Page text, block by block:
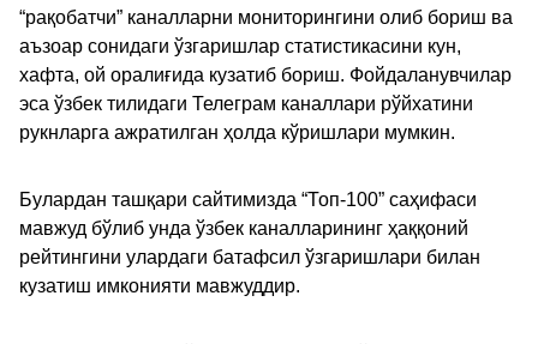
“рақобатчи” каналларни мониторингини олиб бориш ва
аъзоар сонидаги ўзгаришлар статистикасини кун,
хафта, ой оралиғида кузатиб бориш. Фойдаланувчилар
эса ўзбек тилидаги Телеграм каналлари рўйхатини
рукнларга ажратилган ҳолда кўришлари мумкин.
Булардан ташқари сайтимизда “Топ-100” саҳифаси
мавжуд бўлиб унда ўзбек каналларининг ҳаққоний
рейтингини улардаги батафсил ўзгаришлари билан
кузатиш имконияти мавжуддир.